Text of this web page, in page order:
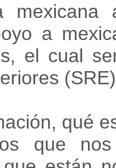
a
el cual
qué
que